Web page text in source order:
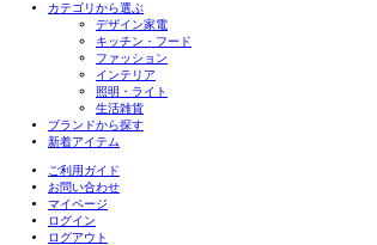
カテゴリから選ぶ
デザイン家電
キッチン・フード
ファッション
インテリア
照明・ライト
生活雑貨
ブランドから探す
新着アイテム
ご利用ガイド
お問い合わせ
マイページ
ログイン
ログアウト